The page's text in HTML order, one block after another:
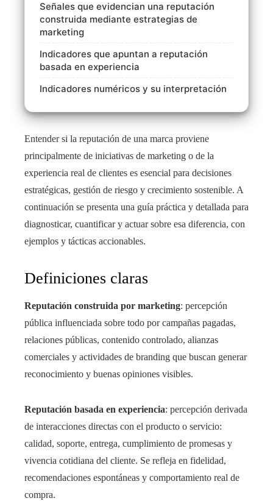
Señales que evidencian una reputación
construida mediante estrategias de
marketing
Indicadores que apuntan a reputación
basada en experiencia
Indicadores numéricos y su interpretación
Entender si la reputación de una marca proviene
principalmente de iniciativas de marketing o de la
experiencia real de clientes es esencial para decisiones
estratégicas, gestión de riesgo y crecimiento sostenible. A
continuación se presenta una guía práctica y detallada para
diagnosticar, cuantificar y actuar sobre esa diferencia, con
ejemplos y tácticas accionables.
Definiciones claras
Reputación construida por marketing: percepción
pública influenciada sobre todo por campañas pagadas,
relaciones públicas, contenido controlado, alianzas
comerciales y actividades de branding que buscan generar
reconocimiento y buenas opiniones visibles.
Reputación basada en experiencia: percepción derivada
de interacciones directas con el producto o servicio:
calidad, soporte, entrega, cumplimiento de promesas y
vivencia cotidiana del cliente. Se refleja en fidelidad,
recomendaciones espontáneas y comportamiento real de
compra.